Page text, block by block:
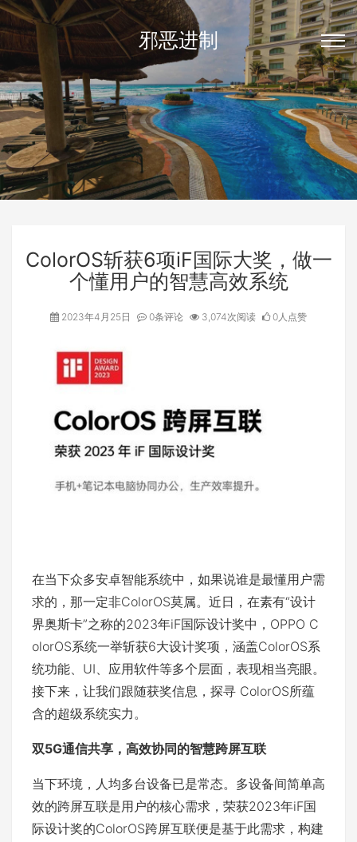
邪恶进制
ColorOS斩获6项iF国际大奖，做一
个懂用户的智慧高效系统
2023年4月25日 0条评论 3,074次阅读 0人点赞
在当下众多安卓智能系统中，如果说谁是最懂用户需
求的，那一定非ColorOS莫属。近日，在素有“设计
界奥斯卡”之称的2023年iF国际设计奖中，OPPO C
olorOS系统一举斩获6大设计奖项，涵盖ColorOS系
统功能、UI、应用软件等多个层面，表现相当亮眼。
接下来，让我们跟随获奖信息，探寻 ColorOS所蕴
含的超级系统实力。
双5G通信共享 ， 高效协同的智慧跨屏互联
当下环境，人均多台设备已是常态。多设备间简单高
效的跨屏互联是用户的核心需求，荣获2023年iF国
际设计奖的ColorOS跨屏互联便是基于此需求，构建